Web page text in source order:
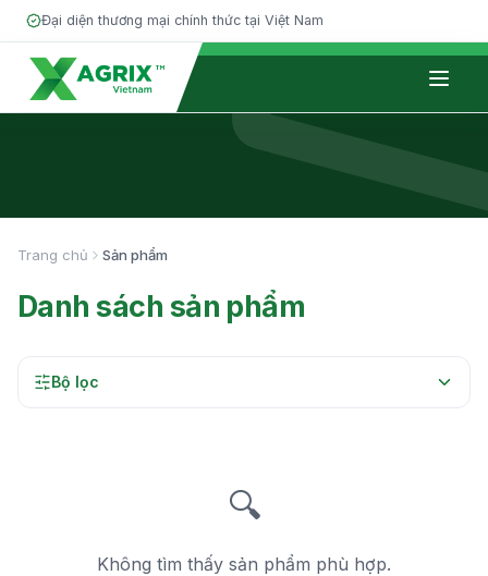
Đại diện thương mại chính thức tại Việt Nam
Đối tác
Kiến thức
Tin tức
Trang chủ Sản phẩm
Danh sách sản phẩm
Bộ lọc
🔍
Không tìm thấy sản phẩm phù hợp.